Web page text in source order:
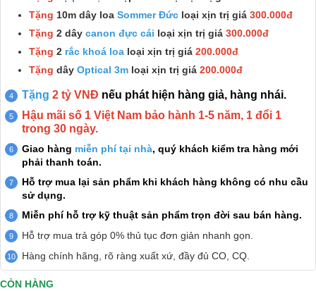
Tặng 10m dây loa Sommer Đức loại xịn trị giá 300.000đ
Tặng 2 dây canon đực cái loại xịn trị giá 300.000đ
Tặng 2 rắc khoá loa loại xịn trị giá 200.000đ
Tặng dây Optical 3m loại xịn trị giá 200.000đ
Tặng 2 tỷ VNĐ nếu phát hiện hàng giả, hàng nhái.
Hậu mãi số 1 Việt Nam bảo hành 1-5 năm, 1 đổi 1
trong 30 ngày.
Giao hàng miễn phí tại nhà, quý khách kiểm tra hàng mới
phải thanh toán.
Hỗ trợ mua lại sản phẩm khi khách hàng không có nhu cầu
sử dụng.
Miễn phí hỗ trợ kỹ thuật sản phẩm trọn đời sau bán hàng.
Hỗ trợ mua trả góp 0% thủ tục đơn giản nhanh gọn.
Hàng chính hãng, rõ ràng xuất xứ, đầy đủ CO, CQ.
CÒN HÀNG